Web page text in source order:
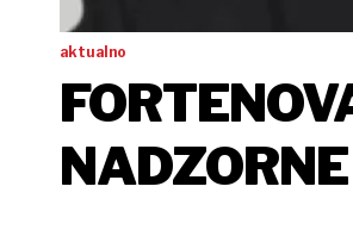
aktualno